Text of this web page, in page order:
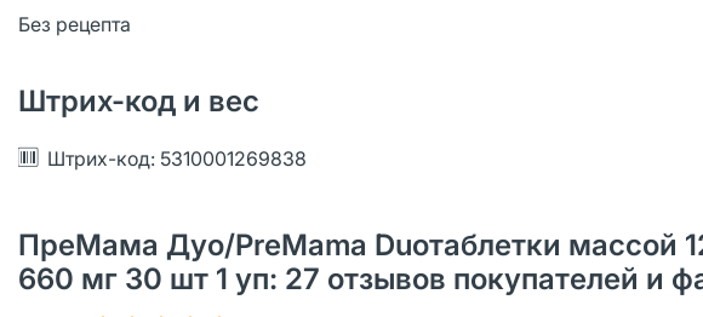
Без рецепта
Штрих-код и вес
Штрих-код: 5310001269838
ПреМама Дуо/PreMama Duoтаблетки массой
660 мг 30 шт 1 уп: 27 отзывов покупателей и